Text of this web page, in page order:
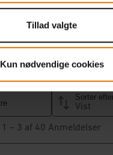
Tillad valgte
Kun nødvendige cookies